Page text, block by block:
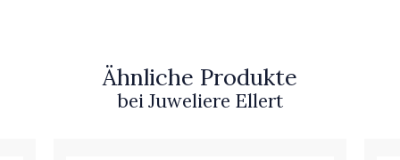
Ähnliche Produkte
bei Juweliere Ellert